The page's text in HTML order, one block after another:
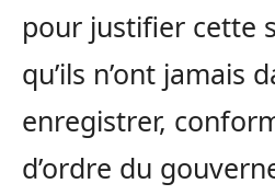
pour justifier cette
qu’ils n’ont jamais
enregistrer,
d’ordre du